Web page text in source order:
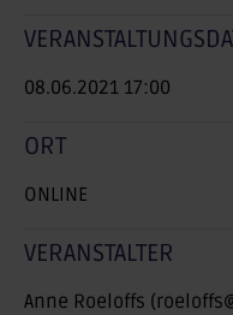
08.06.2021 17:00
ORT
ONLINE
VERANSTALTER
Anne Roeloffs